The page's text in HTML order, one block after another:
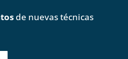
de nuevas técnicas